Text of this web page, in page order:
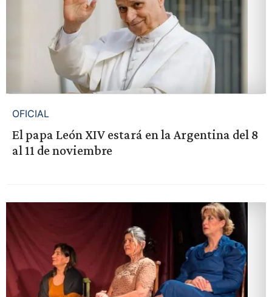
OFICIAL
El papa León XIV estará en la Argentina del 8
al 11 de noviembre